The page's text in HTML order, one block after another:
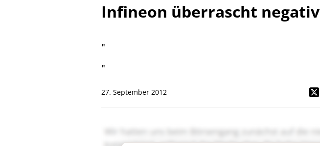
Infineon überrascht negativ
"
"
27. September 2012